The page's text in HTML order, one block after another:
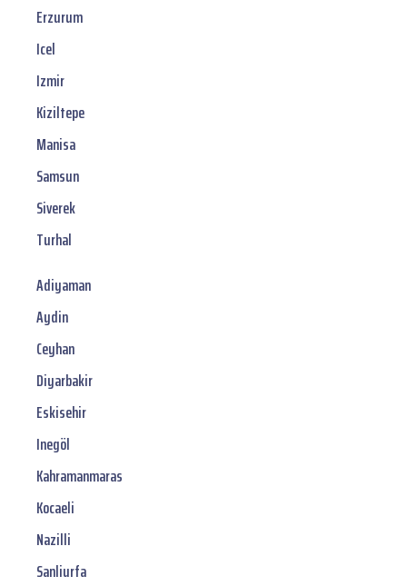
Erzurum
Icel
Izmir
Kiziltepe
Manisa
Samsun
Siverek
Turhal
Adiyaman
Aydin
Ceyhan
Diyarbakir
Eskisehir
Inegöl
Kahramanmaras
Kocaeli
Nazilli
Sanliurfa